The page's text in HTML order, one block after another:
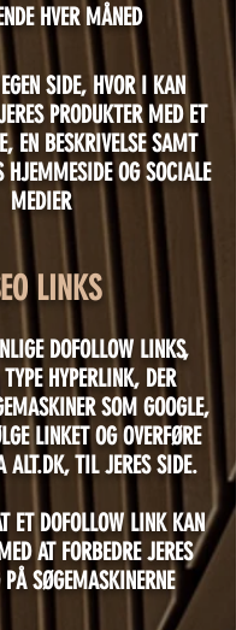
HVER MÅNED
SIDE, HVOR I KAN
PRODUKTER MED ET
EN BESKRIVELSE SAMT
HJEMMESIDE OG SOCIALE
MEDIER
LINKS
DOFOLLOW LINKS,
HYPERLINK, DER
SOM GOOGLE,
LINKET OG OVERFØRE
ALT.DK, TIL JERES SIDE.
ET DOFOLLOW LINK KAN
AT FORBEDRE JERES
PÅ SØGEMASKINERNE